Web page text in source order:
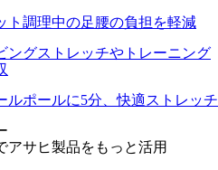
ト 調理中の足腰の負担を軽減
ングストレッチやトレーニング
ルポールに5分、快適ストレッチ
アサヒ製品をもっと活用